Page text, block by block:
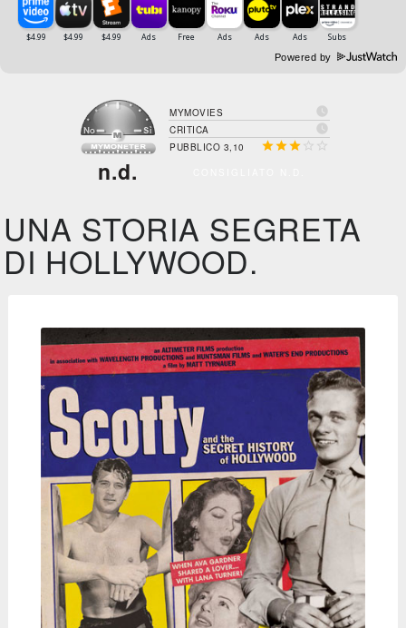
Powered by
n.d.
MYMOVIES 
CRITICA 
PUBBLICO 3,10   
UNA STORIA SEGRETA
DI HOLLYWOOD.